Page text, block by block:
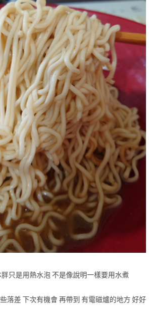
只是用熱水泡 不是像說明一樣要用水煮
落差 下次有機會 再帶到 有電磁爐的地方 好好